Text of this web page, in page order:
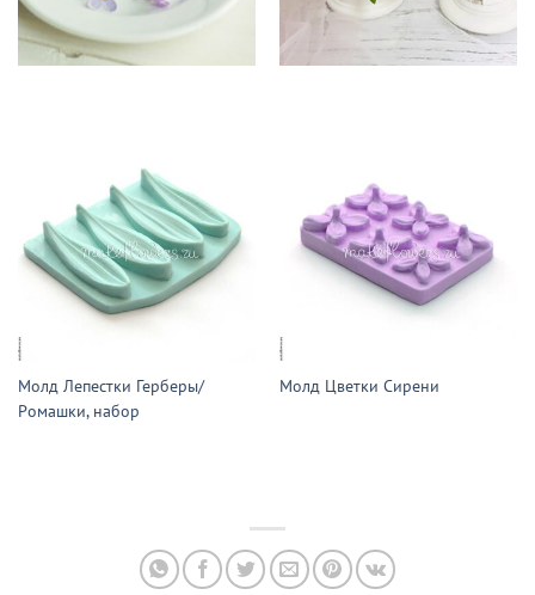
Молд Лепестки Герберы/
Ромашки, набор
Молд Цветки Сирени